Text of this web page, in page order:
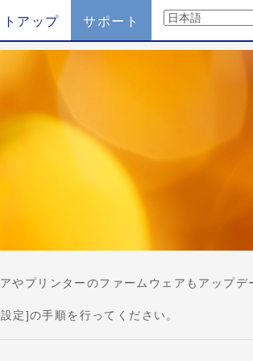
トアップ サポート
プリンターのファームウェアもアップデ
]の手順を行ってください。